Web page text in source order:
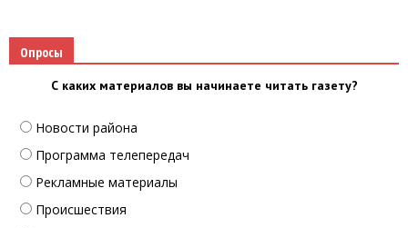
Опросы
С каких материалов вы начинаете читать газету?
Новости района
Программа телепередач
Рекламные материалы
Происшествия